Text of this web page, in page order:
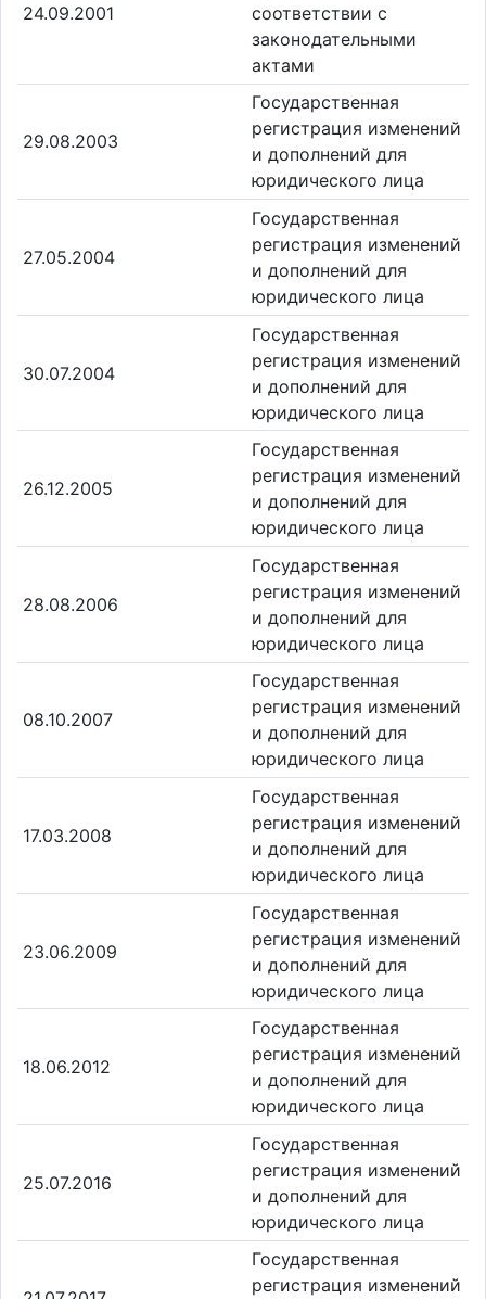
24.09.2001
соответствии с
законодательными
актами
29.08.2003
Государственная
регистрация изменений
и дополнений для
юридического лица
27.05.2004
Государственная
регистрация изменений
и дополнений для
юридического лица
30.07.2004
Государственная
регистрация изменений
и дополнений для
юридического лица
26.12.2005
Государственная
регистрация изменений
и дополнений для
юридического лица
28.08.2006
Государственная
регистрация изменений
и дополнений для
юридического лица
08.10.2007
Государственная
регистрация изменений
и дополнений для
юридического лица
17.03.2008
Государственная
регистрация изменений
и дополнений для
юридического лица
23.06.2009
Государственная
регистрация изменений
и дополнений для
юридического лица
18.06.2012
Государственная
регистрация изменений
и дополнений для
юридического лица
25.07.2016
Государственная
регистрация изменений
и дополнений для
юридического лица
Государственная
регистрация изменений